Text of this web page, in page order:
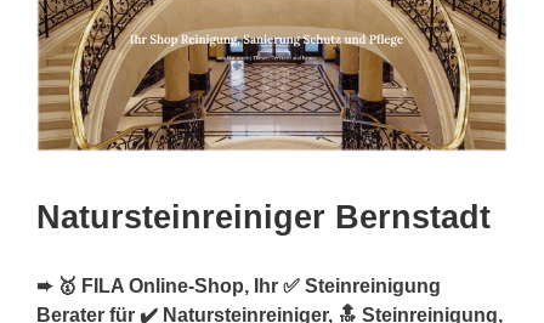
Natursteinreiniger Bernstadt
➨ 🥇 FILA Online-Shop, Ihr ✅ Steinreinigung
Berater für ✔️ Natursteinreiniger, 🔝 Steinreinigung,